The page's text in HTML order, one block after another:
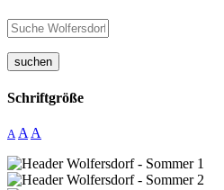
suchen
Schriftgröße
A A A